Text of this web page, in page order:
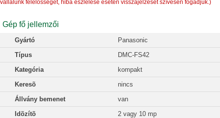
vállalunk felelősséget, hiba észlelése esetén visszajelzését szívesen fogadjuk.)
Gép fő jellemzői
Gyártó
Panasonic
Típus
DMC-FS42
Kategória
kompakt
Keresõ
nincs
Állvány bemenet
van
Idõzítõ
2 vagy 10 mp